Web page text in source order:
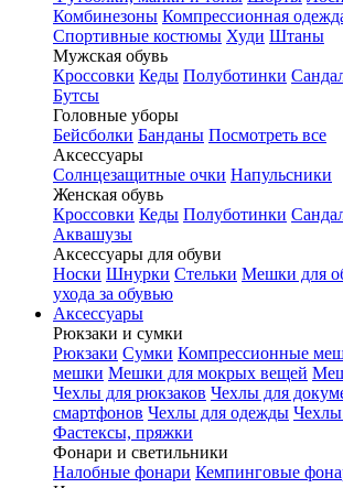
Комбинезоны Компрессионная
Спортивные костюмы Худи Штаны
Мужская обувь
Кроссовки Кеды Полуботинки
Бутсы
Головные уборы
Бейсболки Банданы Посмотреть все
Аксессуары
Солнцезащитные очки Напульсники
Женская обувь
Кроссовки Кеды Полуботинки
Аквашузы
Аксессуары для обуви
Носки Шнурки Стельки Мешки для
ухода за обувью
Аксессуары
Рюкзаки и сумки
Рюкзаки Сумки Компрессионные
мешки Мешки для мокрых вещей
Чехлы для рюкзаков Чехлы для
смартфонов Чехлы для одежды Чехлы
Фастексы, пряжки
Фонари и светильники
Налобные фонари Кемпинговые